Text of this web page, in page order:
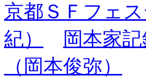
京都ＳＦフェ
紀）
岡本家
（岡本俊弥）